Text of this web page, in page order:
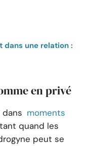
une relation :
en privé
dans moments
quand les
peut se